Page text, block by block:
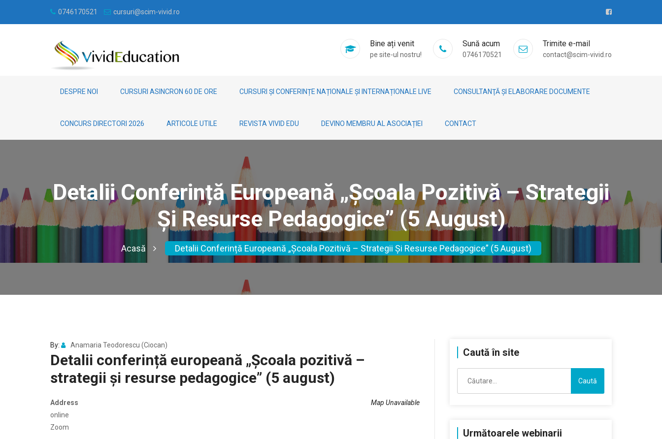
0746170521 cursuri@scim-vivid.ro
Bine ați venit
pe site-ul nostru!
Sună acum
0746170521
Trimite e-mail
contact@scim-vivid.ro
DESPRE NOI CURSURI ASINCRON 60 DE ORE CURSURI ȘI CONFERINȚE NAȚIONALE ȘI INTERNAȚIONALE LIVE CONSULTANŢĂ ȘI ELABORARE DOCUMENTE
CONCURS DIRECTORI 2026 ARTICOLE UTILE REVISTA VIVID EDU DEVINO MEMBRU AL ASOCIAȚIEI CONTACT
Detalii Conferință Europeană „Școala Pozitivă – Strategii
Și Resurse Pedagogice” (5 August)
Acasă Detalii Conferință Europeană „Școala Pozitivă – Strategii Și Resurse Pedagogice” (5 August)
By: Anamaria Teodorescu (Ciocan)
Detalii conferință europeană „Școala pozitivă –
strategii și resurse pedagogice” (5 august)
Map Unavailable
Address
online
Zoom
Caută în site
după:
Următoarele webinarii